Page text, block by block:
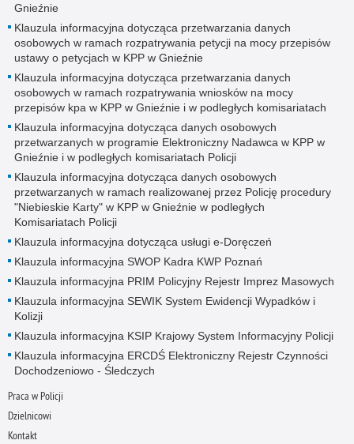
Gnieźnie
Klauzula informacyjna dotycząca przetwarzania danych
osobowych w ramach rozpatrywania petycji na mocy przepisów
ustawy o petycjach w KPP w Gnieźnie
Klauzula informacyjna dotycząca przetwarzania danych
osobowych w ramach rozpatrywania wniosków na mocy
przepisów kpa w KPP w Gnieźnie i w podległych komisariatach
Klauzula informacyjna dotycząca danych osobowych
przetwarzanych w programie Elektroniczny Nadawca w KPP w
Gnieźnie i w podległych komisariatach Policji
Klauzula informacyjna dotycząca danych osobowych
przetwarzanych w ramach realizowanej przez Policję procedury
"Niebieskie Karty" w KPP w Gnieźnie w podległych
Komisariatach Policji
Klauzula informacyjna dotycząca usługi e-Doręczeń
Klauzula informacyjna SWOP Kadra KWP Poznań
Klauzula informacyjna PRIM Policyjny Rejestr Imprez Masowych
Klauzula informacyjna SEWIK System Ewidencji Wypadków i
Kolizji
Klauzula informacyjna KSIP Krajowy System Informacyjny Policji
Klauzula informacyjna ERCDŚ Elektroniczny Rejestr Czynności
Dochodzeniowo - Śledczych
Praca w Policji
Dzielnicowi
Kontakt